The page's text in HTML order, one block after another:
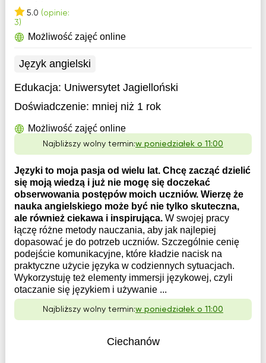
5.0 (opinie:
3)
Możliwość zajęć online
Język angielski
Edukacja: Uniwersytet Jagielloński
Doświadczenie: mniej niż 1 rok
Możliwość zajęć online
Najbliższy wolny termin:w poniedziałek o 11:00
Języki to moja pasja od wielu lat. Chcę zacząć dzielić
się moją wiedzą i już nie mogę się doczekać
obserwowania postępów moich uczniów. Wierzę że
nauka angielskiego może być nie tylko skuteczna,
ale również ciekawa i inspirująca. W swojej pracy
łączę różne metody nauczania, aby jak najlepiej
dopasować je do potrzeb uczniów. Szczególnie cenię
podejście komunikacyjne, które kładzie nacisk na
praktyczne użycie języka w codziennych sytuacjach.
Wykorzystuję też elementy immersji językowej, czyli
otaczanie się językiem i używanie ...
Najbliższy wolny termin:w poniedziałek o 11:00
Ciechanów